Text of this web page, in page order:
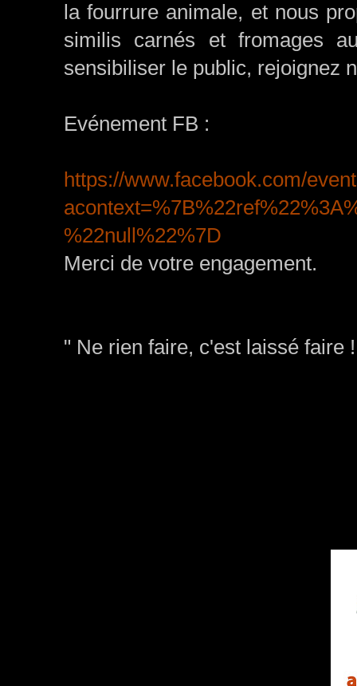
la fourrure animale, et nous
similis carnés et fromages
sensibiliser le public, rejoignez
Evénement FB :
https://www.facebook.com/
%22null%22%7D
Merci de votre engagement.
" Ne rien faire, c'est laissé faire